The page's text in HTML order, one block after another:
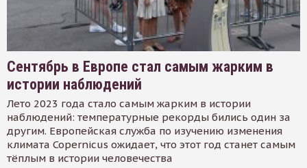
Сентябрь в Европе стал самым жарким в
истории наблюдений
Лето 2023 года стало самым жарким в истории
наблюдений: температурные рекорды бились один за
другим. Европейская служба по изучению изменения
климата Copernicus ожидает, что этот год станет самым
тёплым в истории человечества